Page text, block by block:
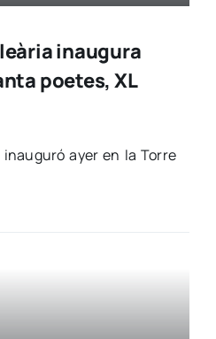
inaugura
poetes, XL
inau­gu­ró ayer en la Torre